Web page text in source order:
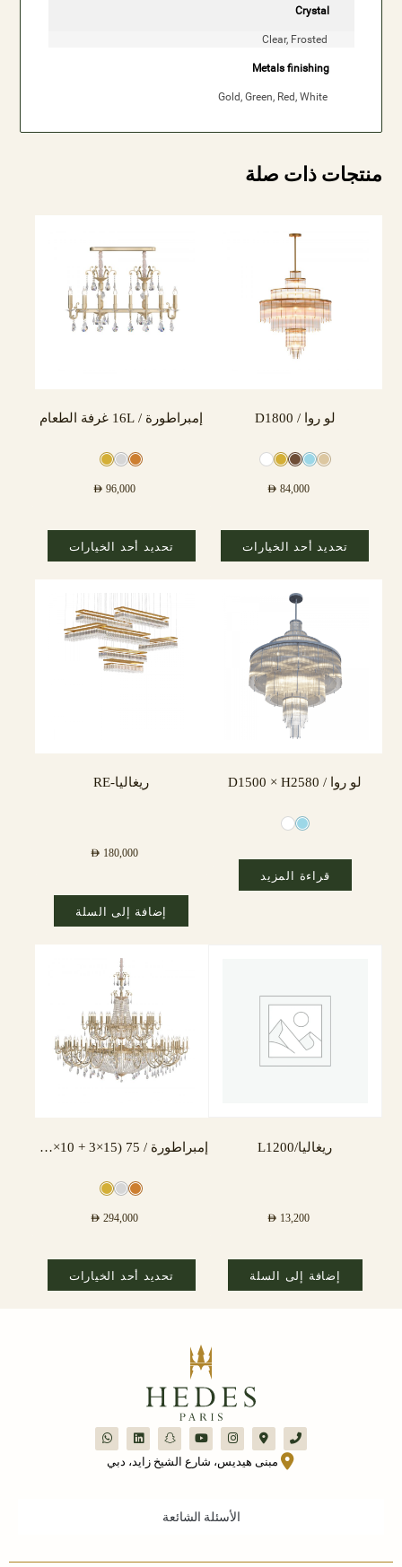
Crystal
Clear, Frosted
Metals finishing
Gold, Green, Red, White
منتجات ذات صلة
لو روا / D1800
AED 84,000
تحديد أحد الخيارات
إمبراطورة / 16L غرفة الطعام
AED 96,000
تحديد أحد الخيارات
لو روا / D1500 × H2580
قراءة المزيد
ريغاليا-RE
AED 180,000
إضافة إلى السلة
ريغاليا/L1200
AED 13,200
إضافة إلى السلة
إمبراطورة / 75 (15×3 + 10×3) مصباح
AED 294,000
تحديد أحد الخيارات
مبنى هيديس، شارع الشيخ زايد، دبي
الأسئلة الشائعة